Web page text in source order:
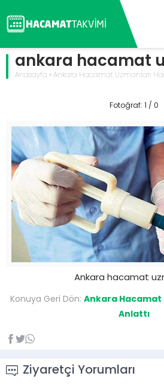
ankara hacamat
Anasayfa » Ankara Hacamat Uzmanları
Fotoğraf: 1 / 0
Ankara hacamat
Konuya Geri Dön: Ankara Hacamat
Anlattı
Ziyaretçi Yorumları